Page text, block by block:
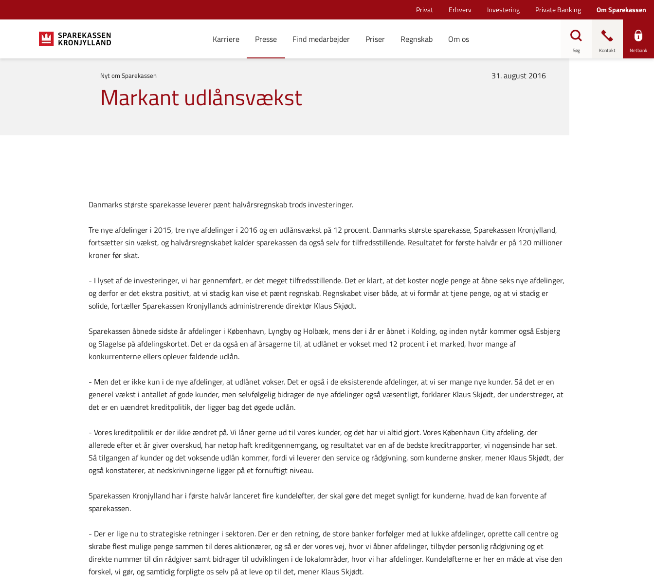
Privat Erhverv Investering Private Banking Om Sparekassen
Karriere Presse Find medarbejder Priser Regnskab Om os
Søg Kontakt Netbank
Nyt om Sparekassen
Markant udlånsvækst
31. august 2016
Danmarks største sparekasse leverer pænt halvårsregnskab trods investeringer.
Tre nye afdelinger i 2015, tre nye afdelinger i 2016 og en udlånsvækst på 12 procent. Danmarks største sparekasse, Sparekassen Kronjylland,
fortsætter sin vækst, og halvårsregnskabet kalder sparekassen da også selv for tilfredsstillende. Resultatet for første halvår er på 120 millioner
kroner før skat.
- I lyset af de investeringer, vi har gennemført, er det meget tilfredsstillende. Det er klart, at det koster nogle penge at åbne seks nye afdelinger,
og derfor er det ekstra positivt, at vi stadig kan vise et pænt regnskab. Regnskabet viser både, at vi formår at tjene penge, og at vi stadig er
solide, fortæller Sparekassen Kronjyllands administrerende direktør Klaus Skjødt.
Sparekassen åbnede sidste år afdelinger i København, Lyngby og Holbæk, mens der i år er åbnet i Kolding, og inden nytår kommer også Esbjerg
og Slagelse på afdelingskortet. Det er da også en af årsagerne til, at udlånet er vokset med 12 procent i et marked, hvor mange af
konkurrenterne ellers oplever faldende udlån.
- Men det er ikke kun i de nye afdelinger, at udlånet vokser. Det er også i de eksisterende afdelinger, at vi ser mange nye kunder. Så det er en
generel vækst i antallet af gode kunder, men selvfølgelig bidrager de nye afdelinger også væsentligt, forklarer Klaus Skjødt, der understreger, at
det er en uændret kreditpolitik, der ligger bag det øgede udlån.
- Vores kreditpolitik er der ikke ændret på. Vi låner gerne ud til vores kunder, og det har vi altid gjort. Vores København City afdeling, der
allerede efter et år giver overskud, har netop haft kreditgennemgang, og resultatet var en af de bedste kreditrapporter, vi nogensinde har set.
Så tilgangen af kunder og det voksende udlån kommer, fordi vi leverer den service og rådgivning, som kunderne ønsker, mener Klaus Skjødt, der
også konstaterer, at nedskrivningerne ligger på et fornuftigt niveau.
Sparekassen Kronjylland har i første halvår lanceret fire kundeløfter, der skal gøre det meget synligt for kunderne, hvad de kan forvente af
sparekassen.
- Der er lige nu to strategiske retninger i sektoren. Der er den retning, de store banker forfølger med at lukke afdelinger, oprette call centre og
skrabe flest mulige penge sammen til deres aktionærer, og så er der vores vej, hvor vi åbner afdelinger, tilbyder personlig rådgivning og et
direkte nummer til din rådgiver samt bidrager til udviklingen i de lokalområder, hvor vi har afdelinger. Kundeløfterne er her en måde at vise den
forskel, vi gør, og samtidig forpligte os selv på at leve op til det, mener Klaus Skjødt.